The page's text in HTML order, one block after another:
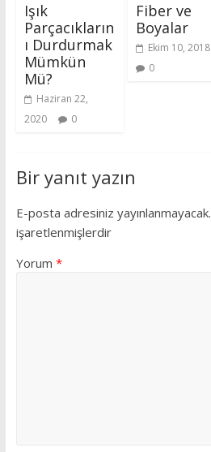
Işık
Parçacıkların
ı Durdurmak
Mümkün
Mü?
Haziran 22,
2020
0
Fiber ve
Boyalar
Ekim 10, 2018
0
Bir yanıt yazın
E-posta adresiniz yayınlanmayacak.
işaretlenmişlerdir
Yorum *